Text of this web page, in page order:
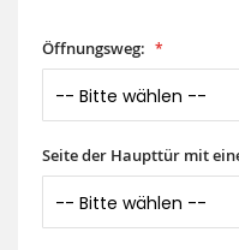
Öffnungsweg:
Seite der Haupttür mit